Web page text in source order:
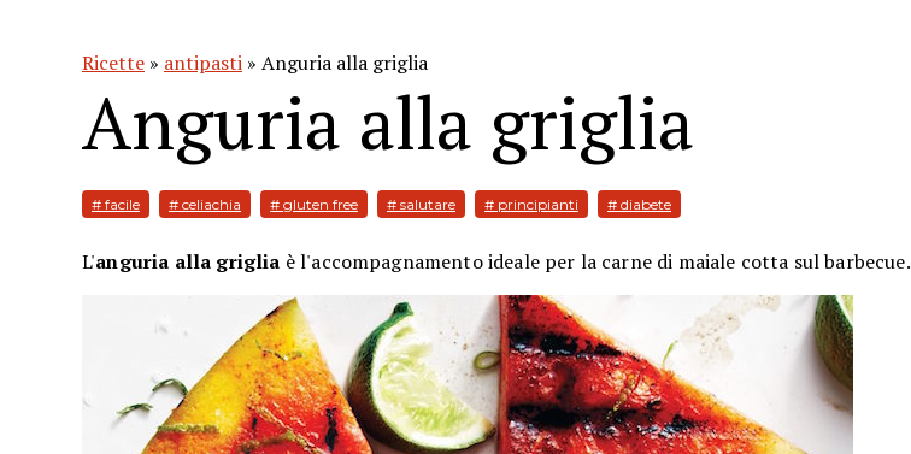
Ricette » antipasti » Anguria alla griglia
Anguria alla griglia
# facile # celiachia # gluten free # salutare # principianti # diabete
L'anguria alla griglia è l'accompagnamento ideale per la carne di maiale cotta sul barbecue.